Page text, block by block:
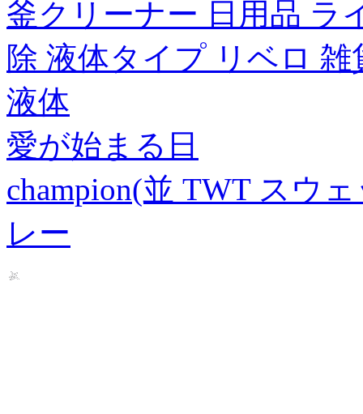
釜クリーナー 日用品 ラ
除 液体タイプ リベロ
液体
愛が始まる日
champion(並 TWT スウ
レー